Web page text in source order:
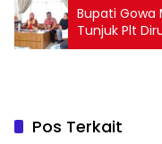
Bupati Gowa
Tunjuk Plt
Beautiful
Pos Terkait